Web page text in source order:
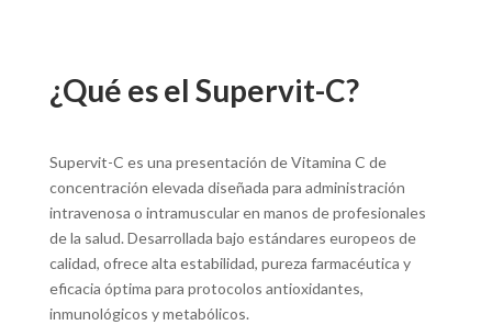
¿Qué es el Supervit-C?
Supervit-C es una presentación de Vitamina C de
concentración elevada diseñada para administración
intravenosa o intramuscular en manos de profesionales
de la salud. Desarrollada bajo estándares europeos de
calidad, ofrece alta estabilidad, pureza farmacéutica y
eficacia óptima para protocolos antioxidantes,
inmunológicos y metabólicos.